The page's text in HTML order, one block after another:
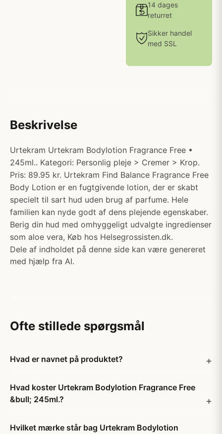
14 dages
returret
Sikker handel
med SSL
Beskrivelse
Urtekram Urtekram Bodylotion Fragrance Free •
245ml.. Kategori: Personlig pleje > Cremer > Krop.
Pris: 89.95 kr. Urtekram Find Balance Fragrance Free
Body Lotion er en fugtgivende lotion, der er skabt
specielt til sart hud uden brug af parfume. Hele
familien kan nyde godt af dens plejende egenskaber.
Berig din hud med omhyggeligt udvalgte ingredienser
som aloe vera, Køb hos Helsegrossisten.dk.
Dele af indholdet på denne side kan være genereret
med hjælp fra AI.
Ofte stillede spørgsmål
Hvad er navnet på produktet?
Hvad koster Urtekram Bodylotion Fragrance Free
&bull; 245ml.?
Hvilket mærke står bag Urtekram Bodylotion